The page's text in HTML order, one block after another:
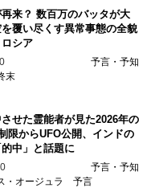
再来？ 数百万のバッタが大
覆い尽くす異常事態の全貌
シア
予言・予知
末
せた霊能者が見た2026年の
からUFO公開、インドの
中」と話題に
予言・予知
・オージュラ 予言